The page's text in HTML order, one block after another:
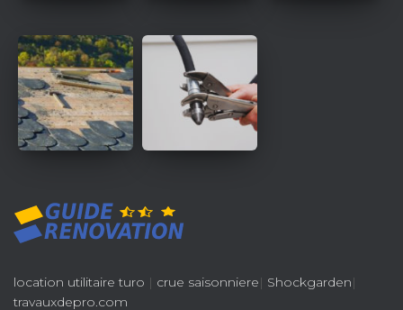
location utilitaire turo | crue saisonniere| Shockgarden|
travauxdepro.com